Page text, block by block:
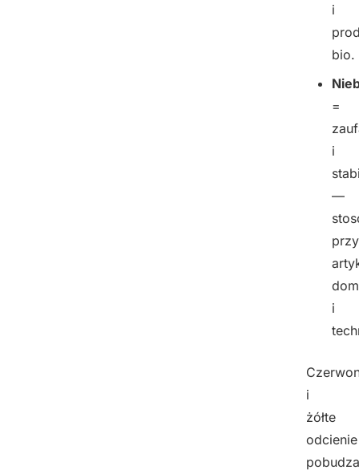
i
bio.
=
i
—
przy
i
i
żółte
odcienie